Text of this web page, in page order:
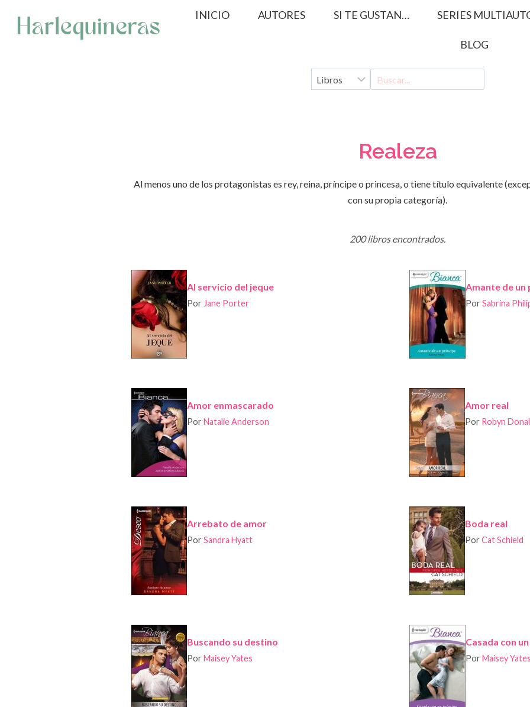
contenido
INICIO AUTORES SI TE GUSTAN… SERIES
BLOG
Realeza
Al menos uno de los protagonistas es rey, reina, príncipe o princesa, o tiene título equivalente
con su propia categoría).
200 libros encontrados.
Al servicio del jeque
Por Jane Porter
Amante de un
Por Sabrina
Amor enmascarado
Por Natalie Anderson
Amor real
Por Robyn
Arrebato de amor
Por Sandra Hyatt
Boda real
Por Cat Schield
Buscando su destino
Por Maisey Yates
Casada con
Por Maisey Yates